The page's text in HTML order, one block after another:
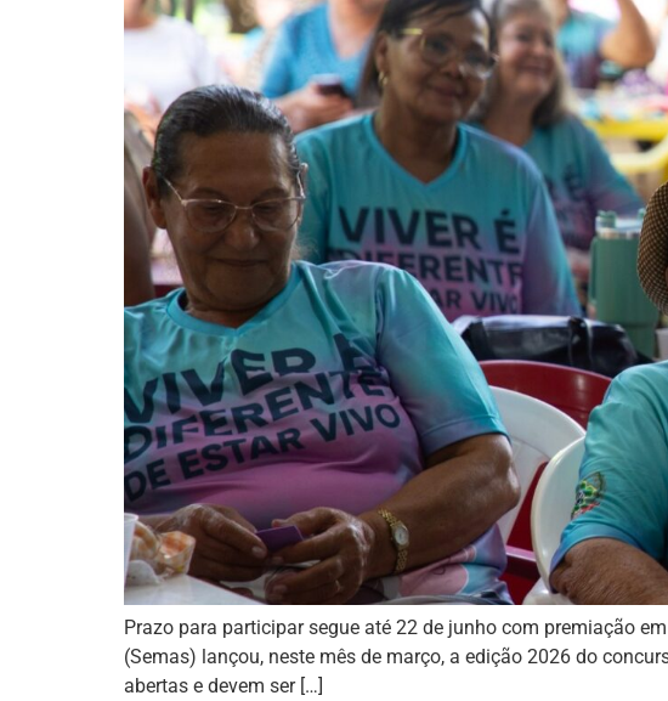
Prazo para participar segue até 22 de junho com premiação
(Semas) lançou, neste mês de março, a edição 2026 do
abertas e devem ser […]